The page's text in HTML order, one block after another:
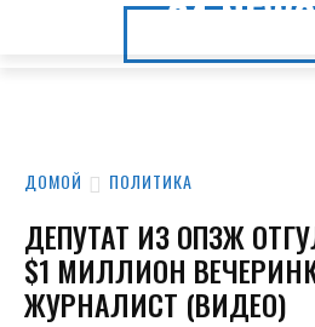
ДОМОЙ ПОЛИТИКА
ДЕПУТАТ ИЗ ОПЗЖ
$1 МИЛЛИОН
ЖУРНАЛИСТ (ВИДЕО)